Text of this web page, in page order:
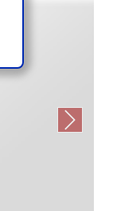
Next